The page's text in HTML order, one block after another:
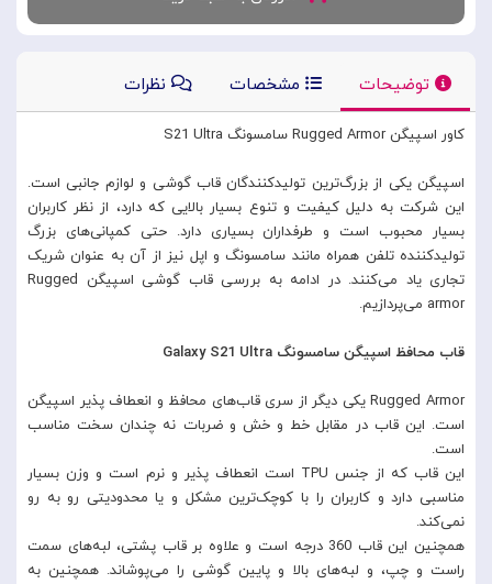
توضیحات مشخصات نظرات
کاور اسپیگن Rugged Armor سامسونگ S21 Ultra
اسپیگن یکی از بزرگ‌ترین تولیدکنندگان قاب گوشی و لوازم جانبی است.
این شرکت به دلیل کیفیت و تنوع بسیار بالایی که دارد، از نظر کاربران
بسیار محبوب است و طرفداران بسیاری دارد. حتی کمپانی‌های بزرگ
تولیدکننده تلفن همراه مانند سامسونگ و اپل نیز از آن به عنوان شریک
تجاری یاد می‌کنند. در ادامه به بررسی قاب گوشی اسپیگن Rugged
armor می‌پردازیم.
قاب محافظ اسپیگن سامسونگ Galaxy S21 Ultra
Rugged Armor یکی دیگر از سری قاب‌های محافظ و انعطاف پذیر اسپیگن
است. این قاب در مقابل خط و خش و ضربات نه چندان سخت مناسب
است.
این قاب که از جنس TPU است انعطاف پذیر و نرم است و وزن بسیار
مناسبی دارد و کاربران را با کوچک‌ترین مشکل و یا محدودیتی رو به رو
نمی‌کند.
همچنین این قاب 360 درجه است و علاوه بر قاب پشتی، لبه‌های سمت
راست و چپ، و لبه‌های بالا و پایین گوشی را می‌پوشاند. همچنین به